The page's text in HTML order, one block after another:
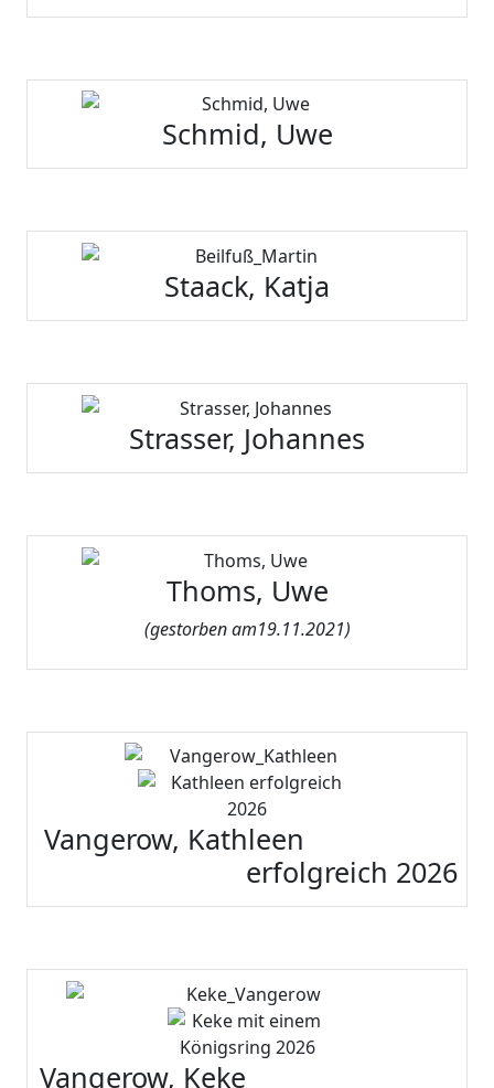
Schmid, Uwe
Staack, Katja
Strasser, Johannes
Thoms, Uwe
(gestorben am19.11.2021)
Vangerow, Kathleen
erfolgreich 2026
Vangerow, Keke